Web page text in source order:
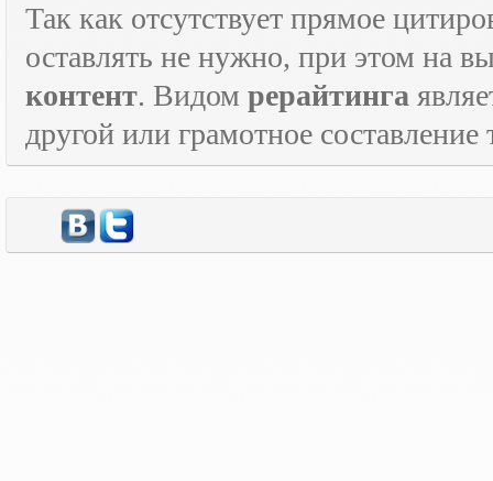
Так как отсутствует прямое
оставлять не нужно, при этом на
контент. Видом рерайтинга
другой или грамотное